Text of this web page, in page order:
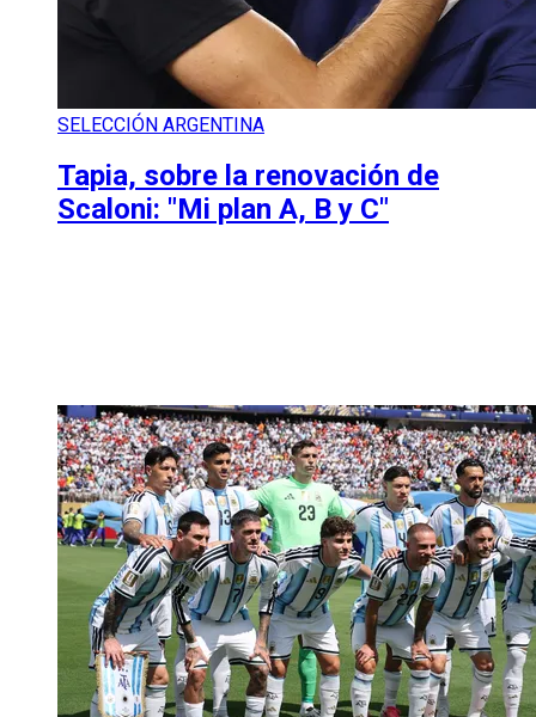
SELECCIÓN ARGENTINA
Tapia, sobre la renovación de
Scaloni: "Mi plan A, B y C"